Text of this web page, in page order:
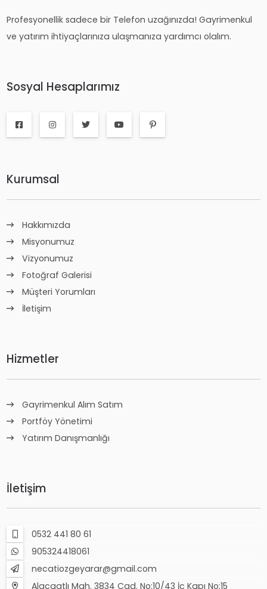
Profesyonellik sadece bir Telefon uzağınızda! Gayrimenkul
ve yatırım ihtiyaçlarınıza ulaşmanıza yardımcı olalım.
Sosyal Hesaplarımız
Kurumsal
Hakkımızda
Misyonumuz
Vizyonumuz
Fotoğraf Galerisi
Müşteri Yorumları
İletişim
Hizmetler
Gayrimenkul Alım Satım
Portföy Yönetimi
Yatırım Danışmanlığı
İletişim
0532 441 80 61
905324418061
necatiozgeyarar@gmail.com
Alacaatlı Mah. 3834 Cad. No:10/43 İç Kapı No:15